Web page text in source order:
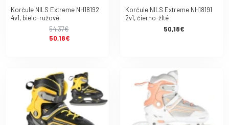
Korčule NILS Extreme NH18192
4v1, bielo-ružové
50,18€
54,37€
Korčule NILS Extreme NH18191
2v1, čierno-žlté
50,18€